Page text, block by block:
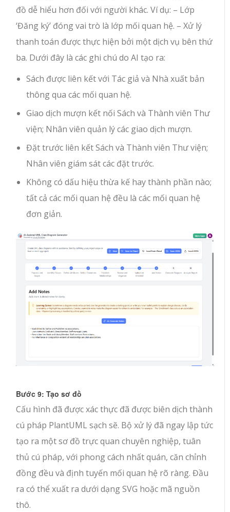
đồ dễ hiểu hơn đối với người khác. Ví dụ: – Lớp
‘Đăng ký’ đóng vai trò là lớp mối quan hệ. – Xử lý
thanh toán được thực hiện bởi một dịch vụ bên thứ
ba. Dưới đây là các ghi chú do AI tạo ra:
Sách được liên kết với Tác giả và Nhà xuất bản
thông qua các mối quan hệ.
Giao dịch mượn kết nối Sách và Thành viên Thư
viện; Nhân viên quản lý các giao dịch mượn.
Đặt trước liên kết Sách và Thành viên Thư viện;
Nhân viên giám sát các đặt trước.
Không có dấu hiệu thừa kế hay thành phần nào;
tất cả các mối quan hệ đều là các mối quan hệ
đơn giản.
Bước 9: Tạo sơ đồ
Cấu hình đã được xác thực đã được biên dịch thành
cú pháp PlantUML sạch sẽ. Bộ xử lý đã ngay lập tức
tạo ra một sơ đồ trực quan chuyên nghiệp, tuân
thủ cú pháp, với phong cách nhất quán, căn chỉnh
đồng đều và định tuyến mối quan hệ rõ ràng. Đầu
ra có thể xuất ra dưới dạng SVG hoặc mã nguồn
thô.